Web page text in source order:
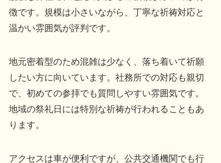
徴です。規模は小さいながら、丁寧な祈祷対応と
温かい雰囲気が評判です。
地元密着型のため混雑は少なく、落ち着いて祈願
したい方に向いています。社務所での対応も親切
で、初めての参拝でも質問しやすい雰囲気です。
地域の祭礼日には特別な祈祷が行われることもあ
ります。
アクセスは車が便利ですが、公共交通機関でも行